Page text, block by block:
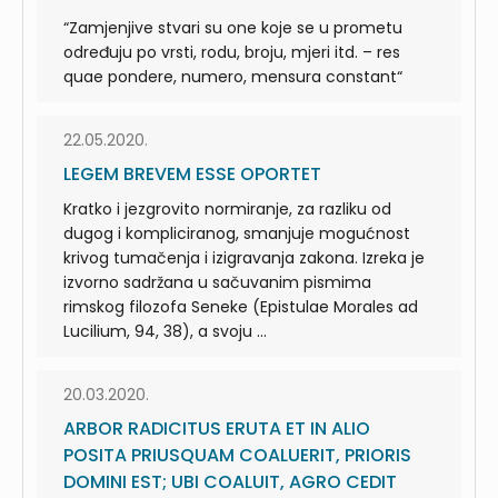
“Zamjenjive stvari su one koje se u prometu
određuju po vrsti, rodu, broju, mjeri itd. – res
quae pondere, numero, mensura constant“
22.05.2020.
LEGEM BREVEM ESSE OPORTET
Kratko i jezgrovito normiranje, za razliku od
dugog i kompliciranog, smanjuje mogućnost
krivog tumačenja i izigravanja zakona. Izreka je
izvorno sadržana u sačuvanim pismima
rimskog filozofa Seneke (Epistulae Morales ad
Lucilium, 94, 38), a svoju ...
20.03.2020.
ARBOR RADICITUS ERUTA ET IN ALIO
POSITA PRIUSQUAM COALUERIT, PRIORIS
DOMINI EST; UBI COALUIT, AGRO CEDIT